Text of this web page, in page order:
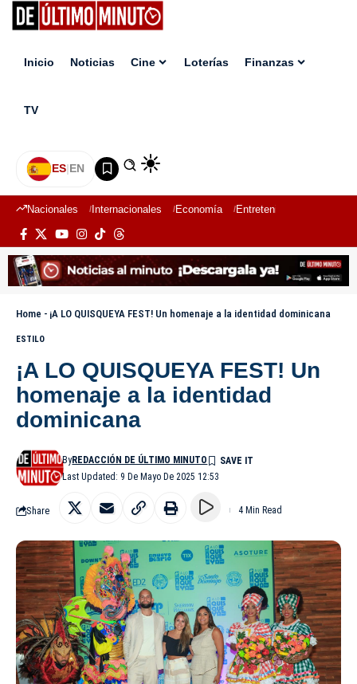
Inicio Noticias Cine Loterías Finanzas
TV
ES|EN
Nacionales Internacionales Economía Entretenimiento
Home - ¡A LO QUISQUEYA FEST! Un homenaje a la identidad dominicana
ESTILO
¡A LO QUISQUEYA FEST! Un
homenaje a la identidad
dominicana
Last Updated: 9 De Mayo De 2025 12:53
ByREDACCIÓN DE ÚLTIMO MINUTO
Share 4 Min Read